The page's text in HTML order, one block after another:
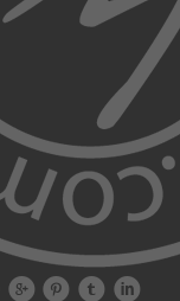
   